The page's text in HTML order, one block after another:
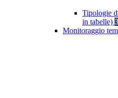
Tipologie
in tabelle) 3
Monitoraggio